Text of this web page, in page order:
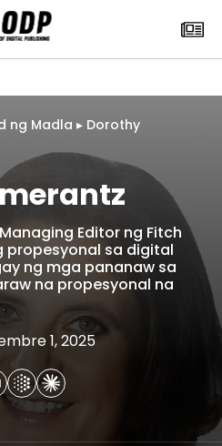
ng Madla ▸ Dorothy
Editor ng Fitch
propesyonal sa digital
ng mga pananaw sa
na propesyonal na
1, 2025